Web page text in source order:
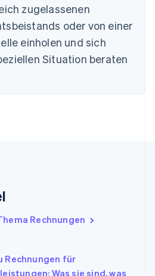
zugelassenen
oder von einer
einholen und sich
Situation beraten
Rechnungen
Rechnungen für
Was sie sind, was